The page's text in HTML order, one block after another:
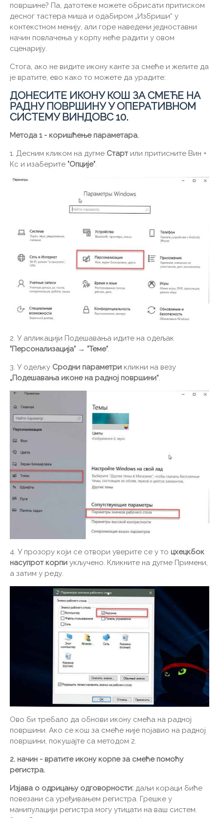
површине? Па, датотеке можете обрисати притиском
десног тастера миша и одабиром „Избриши“ у
контекстном менију, али горе наведени једноставни
начин повлачења у корпу неће радити у овом
сценарију.
Стога, ако не видите икону канте за смеће и желите да
је вратите, ево како то можете да урадите:
ДОНЕСИТЕ ИКОНУ КОШ ЗА СМЕЋЕ НА
РАДНУ ПОВРШИНУ У ОПЕРАТИВНОМ
СИСТЕМУ ВИНДОВС 10.
Метода 1 - коришћење параметара.
1. Десним кликом на дугме Стартили притисните Вин +
Кс и изаберите "Опције".
2. У апликацији Подешавања идите на одељак
"Персонализација" → "Теме".
3. У одељку Сродни параметри кликни на везу
„Подешавања иконе на радној површини“.
4. У прозору који се отвори уверите се у то цхецкбок
насупрот корпи укључено. Кликните на дугме Примени,
а затим у реду.
Ово би требало да обнови икону смећа на радној
површини. Ако се кош за смеће није појавио на радној
површини, покушајте са методом 2.
2. начин - вратите икону корпе за смеће помоћу
регистра.
Изјава о одрицању одговорности: даљи кораци биће
повезани са уређивањем регистра. Грешке у
манипулацији регистра могу утицати на ваш систем.